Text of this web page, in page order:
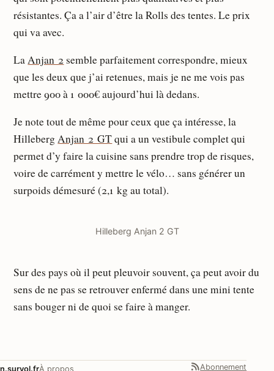
résistantes. Ça a l’air d’être la Rolls des tentes. Le prix
qui va avec.
LaAnjan 2semble parfaitement correspondre, mieux
que les deux que j’ai retenues, mais je ne me vois pas
mettre 900 à 1 000€ aujourd’hui là dedans.
Je note tout de même pour ceux que ça intéresse, la
HillebergAnjan 2 GTqui a un vestibule complet qui
permet d’y faire la cuisine sans prendre trop de risques,
voire de carrément y mettre le vélo… sans générer un
surpoids démesuré (2,1 kg au total).
Hilleberg Anjan 2 GT
Sur des pays où il peut pleuvoir souvent, ça peut avoir du
sens de ne pas se retrouver enfermé dans une mini tente
sans bouger ni de quoi se faire à manger.
n.survol.frÀ propos Abonnement